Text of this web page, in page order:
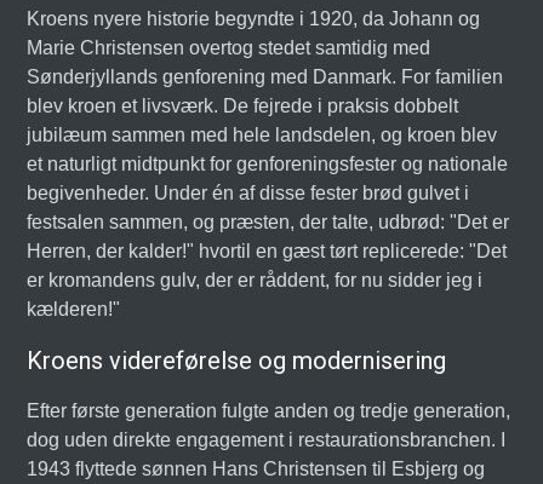
Kroens nyere historie begyndte i 1920, da Johann og
Marie Christensen overtog stedet samtidig med
Sønderjyllands genforening med Danmark. For familien
blev kroen et livsværk. De fejrede i praksis dobbelt
jubilæum sammen med hele landsdelen, og kroen blev
et naturligt midtpunkt for genforeningsfester og nationale
begivenheder. Under én af disse fester brød gulvet i
festsalen sammen, og præsten, der talte, udbrød: "Det er
Herren, der kalder!" hvortil en gæst tørt replicerede: "Det
er kromandens gulv, der er råddent, for nu sidder jeg i
kælderen!"
Kroens videreførelse og modernisering
Efter første generation fulgte anden og tredje generation,
dog uden direkte engagement i restaurationsbranchen. I
1943 flyttede sønnen Hans Christensen til Esbjerg og